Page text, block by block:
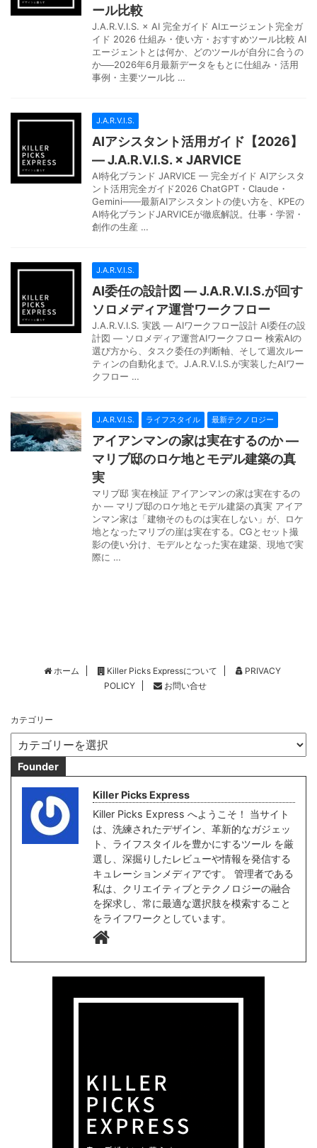
ール比較
J.A.R.V.I.S. × AI 完全ガイド AIエージェント完全ガ
イド 2026 仕組み・使い方・おすすめツール比較 AI
エージェントとは何か、どのツールが自分に合うの
か──2026年6月最新データをもとに仕組み・活用
事例・主要ツール比 …
J.A.R.V.I.S.
AIアシスタント活用ガイド【2026】
— J.A.R.V.I.S. × JARVICE
AI特化ブランド JARVICE — 完全ガイド AIアシスタ
ント活用完全ガイド2026 ChatGPT・Claude・
Gemini——最新AIアシスタントの使い方を、KPEの
AI特化ブランドJARVICEが徹底解説。仕事・学習・
創作の生産 …
J.A.R.V.I.S.
AI委任の設計図 — J.A.R.V.I.S.が回す
ソロメディア運営ワークフロー
J.A.R.V.I.S. 実践 — AIワークフロー設計 AI委任の設
計図 — ソロメディア運営AIワークフロー 検索AIの
選び方から、タスク委任の判断軸、そして週次ルー
ティンの自動化まで。J.A.R.V.I.S.が実装したAIワー
クフロー …
J.A.R.V.I.S. ライフスタイル 最新テクノロジー
アイアンマンの家は実在するのか —
マリブ邸のロケ地とモデル建築の真
実
マリブ邸 実在検証 アイアンマンの家は実在するの
か — マリブ邸のロケ地とモデル建築の真実 アイア
ンマン家は「建物そのものは実在しない」が、ロケ
地となったマリブの崖は実在する。CGとセット撮
影の使い分け、モデルとなった実在建築、現地で実
際に …
ホーム Killer Picks Expressについて
PRIVACY
POLICY
お問い合せ
カテゴリー
Founder
Killer Picks Express
Killer Picks Express へようこそ！ 当サイト
は、洗練されたデザイン、革新的なガジェッ
ト、ライフスタイルを豊かにするツール を厳
選し、深掘りしたレビューや情報を発信する
キュレーションメディアです。 管理者である
私は、クリエイティブとテクノロジーの融合
を探求し、常に最適な選択肢を模索すること
をライフワークとしています。